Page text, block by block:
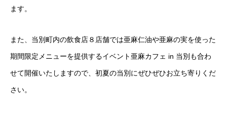
ます。
また、当別町内の飲食店８店舗では亜麻仁油や亜麻の実を使った
期間限定メニューを提供するイベント亜麻カフェ in 当別も合わ
せて開催いたしますので、初夏の当別にぜひぜひお立ち寄りくだ
さい。